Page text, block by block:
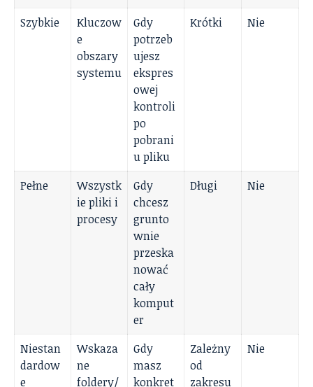
Szybkie
Kluczow
e
obszary
systemu
Gdy
potrzeb
ujesz
ekspres
owej
kontroli
po
pobrani
u pliku
Krótki Nie
Pełne
Wszystk
ie pliki i
procesy
Gdy
chcesz
grunto
wnie
przeska
nować
cały
komput
er
Długi Nie
Niestan
dardow
e
Wskaza
ne
foldery/
Gdy
masz
konkret
Zależny
od
zakresu
Nie